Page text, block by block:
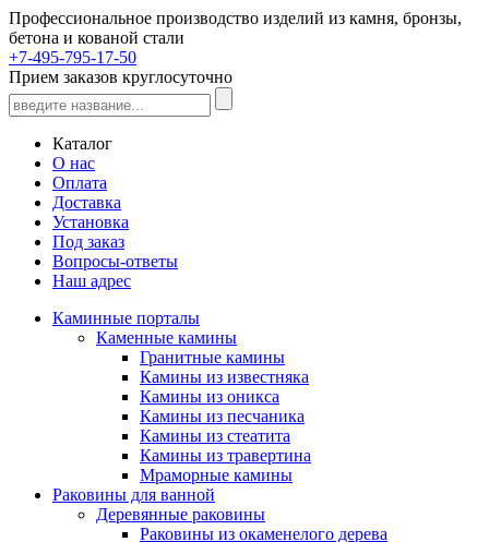
Профессиональное производство изделий из камня, бронзы,
бетона и кованой стали
+7-495-795-17-50
Прием заказов круглосуточно
Каталог
О нас
Оплата
Доставка
Установка
Под заказ
Вопросы-ответы
Наш адрес
Каминные порталы
Каменные камины
Гранитные камины
Камины из известняка
Камины из оникса
Камины из песчаника
Камины из стеатита
Камины из травертина
Мраморные камины
Раковины для ванной
Деревянные раковины
Раковины из окаменелого дерева